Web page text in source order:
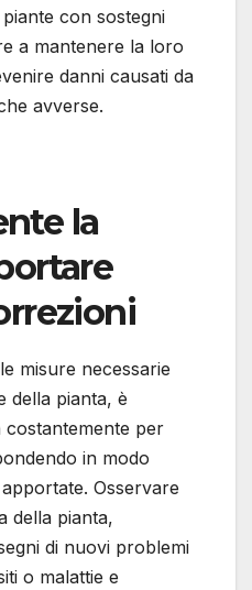
con sostegni
a mantenere la loro
danni causati da
avverse.
la
misure necessarie
della pianta, è
per
in modo
Osservare
della pianta,
di nuovi problemi
o malattie e